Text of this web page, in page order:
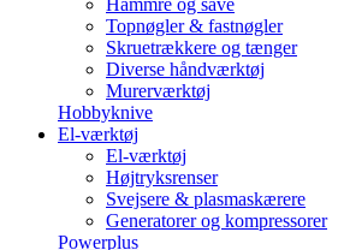
Hammre og save
Topnøgler & fastnøgler
Skruetrækkere og tænger
Diverse håndværktøj
Murerværktøj
Hobbyknive
El-værktøj
El-værktøj
Højtryksrenser
Svejsere & plasmaskærere
Generatorer og kompressorer
Powerplus